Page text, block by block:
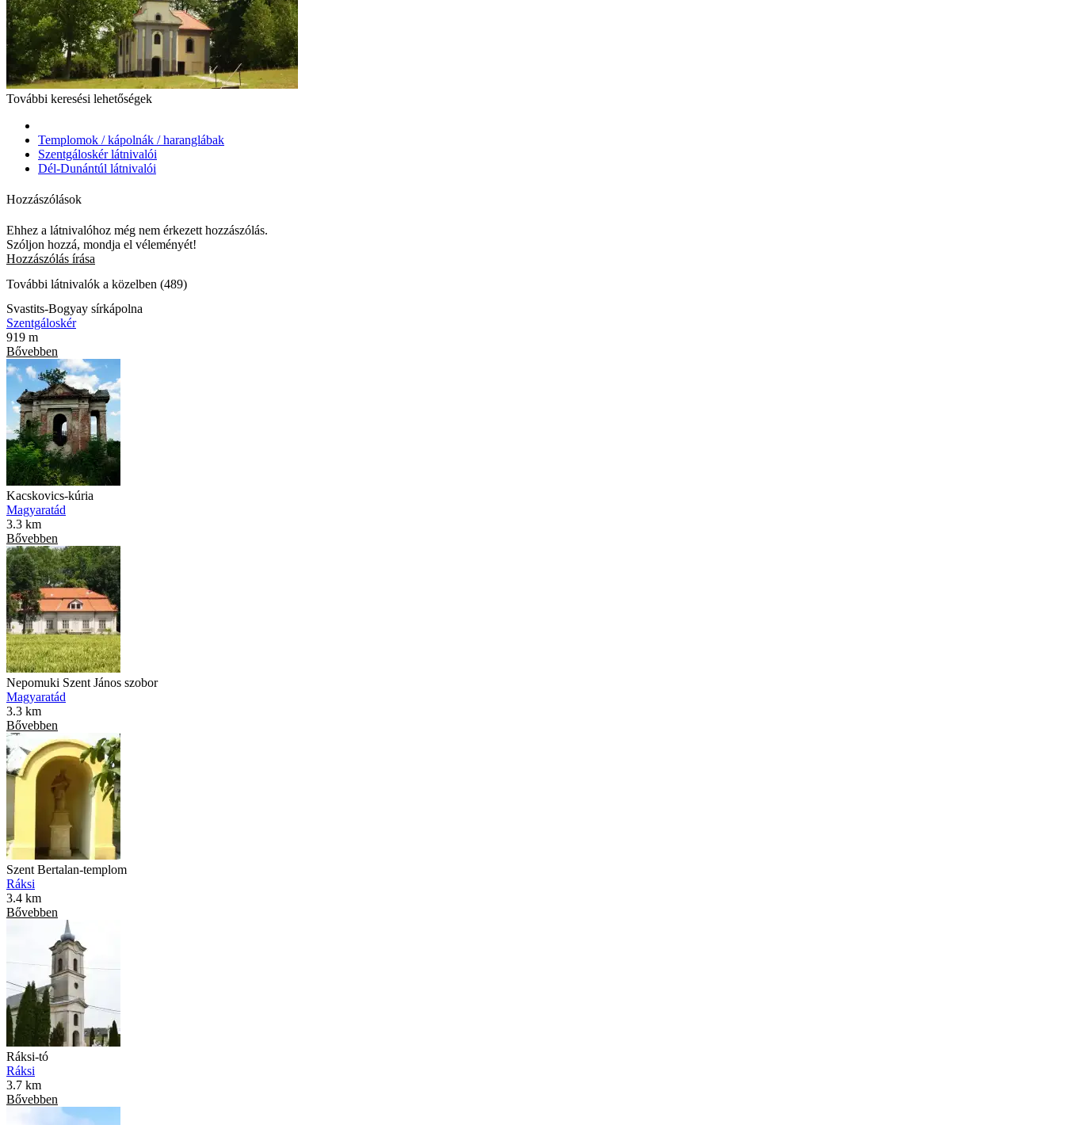
További keresési lehetőségek
Templomok / kápolnák / haranglábak
Szentgáloskér látnivalói
Dél-Dunántúl látnivalói
Hozzászólások
Ehhez a látnivalóhoz még nem érkezett hozzászólás.
Szóljon hozzá, mondja el véleményét!
Hozzászólás írása
További látnivalók a közelben (489)
Svastits-Bogyay sírkápolna
Szentgáloskér
919 m
Bővebben
Kacskovics-kúria
Magyaratád
3.3 km
Bővebben
Nepomuki Szent János szobor
Magyaratád
3.3 km
Bővebben
Szent Bertalan-templom
Ráksi
3.4 km
Bővebben
Ráksi-tó
Ráksi
3.7 km
Bővebben